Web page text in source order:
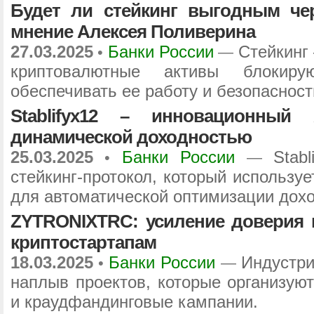
Будет ли стейкинг выгодным
мнение Алексея Поливерина
27.03.2025 • Банки России —
криптовалютные активы
обеспечивать ее работу и
Stablifyx12 – инновационный
динамической доходностью
25.03.2025 • Банки России —
стейкинг-протокол, который
для автоматической оптимизации
ZYTRONIXTRC: усиление
криптостартапам
18.03.2025 • Банки России —
наплыв проектов, которые
и краудфандинговые кампании.